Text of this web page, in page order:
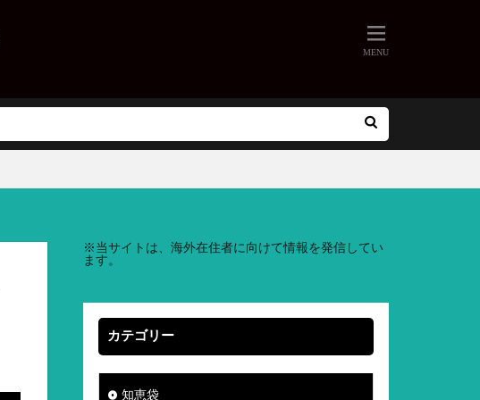
※ 当サイトは、海外在住者に向けて情報を発信してい
ます。
カテゴリー
知恵袋